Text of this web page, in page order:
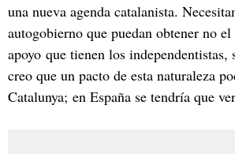
una nueva agenda catalanista.
autogobierno que puedan obtener no
apoyo que tienen los
creo que un pacto de esta naturaleza
Catalunya; en España se tendría que